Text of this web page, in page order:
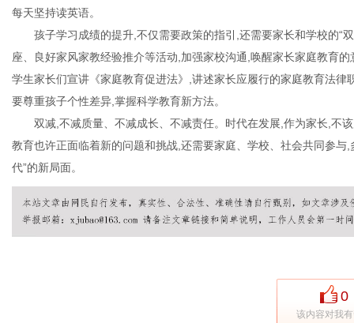
每天坚持读英语。
孩子学习成绩的提升,不仅需要政策的指引,还需要家长和学校的“
座、良好家风家教经验推介等活动,加强家校沟通,唤醒家长家庭教育
学生家长们宣讲《家庭教育促进法》,讲述家长应履行的家庭教育法
要尊重孩子个性差异,掌握科学教育新方法。
双减,不减质量、不减成长、不减责任。时代在发展,作为家长,不
教育也许正面临着新的问题和挑战,还需要家庭、学校、社会共同参
代”的新局面。
0
该内容对我